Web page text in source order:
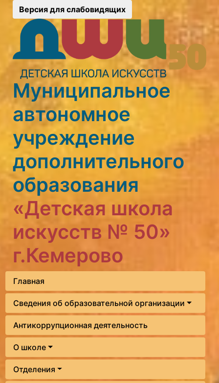
Версия для слабовидящих
Муниципальное
автономное
учреждение
дополнительного
образования
«Детская школа
искусств № 50»
г.Кемерово
Главная
Сведения об образовательной организации
Антикоррупционная деятельность
О школе
Отделения